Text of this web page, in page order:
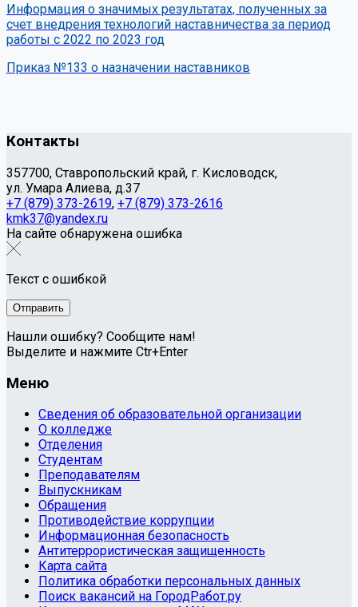
Информация о значимых результатах, полученных за
счет внедрения технологий наставничества за период
работы с 2022 по 2023 год
Приказ №133 о назначении наставников
Контакты
357700, Ставропольский край, г. Кисловодск,
ул. Умара Алиева, д.37
+7 (879) 373-2619, +7 (879) 373-2616
kmk37@yandex.ru
На сайте обнаружена ошибка
Текст с ошибкой
Нашли ошибку? Сообщите нам!
Выделите и нажмите Ctr+Enter
Меню
Сведения об образовательной организации
О колледже
Отделения
Студентам
Преподавателям
Выпускникам
Обращения
Противодействие коррупции
Информационная безопасность
Антитеррористическая защищенность
Карта сайта
Политика обработки персональных данных
Поиск вакансий на ГородРабот.ру